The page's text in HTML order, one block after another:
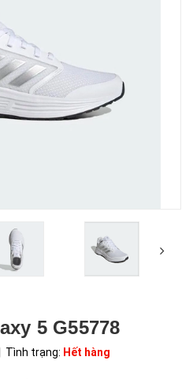
5 G55778
| Tình trạng: Hết hàng